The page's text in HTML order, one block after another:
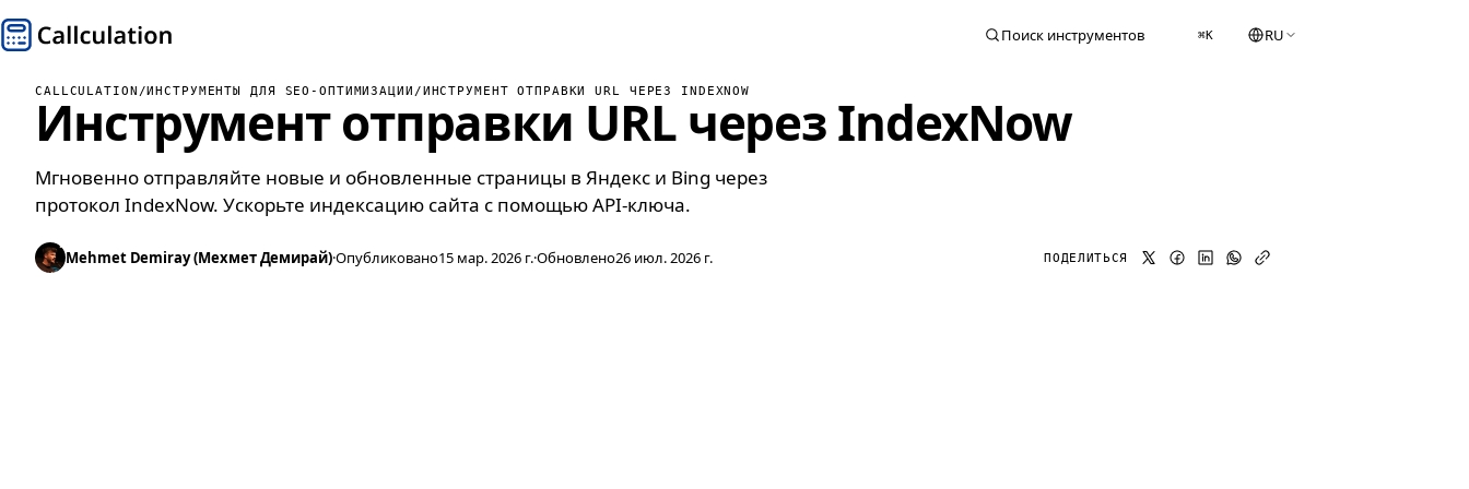
Поиск инструментов ⌘K RU
CALLCULATION /ИНСТРУМЕНТЫ ДЛЯ SEO-ОПТИМИЗАЦИИ /ИНСТРУМЕНТ ОТПРАВКИ URL ЧЕРЕЗ INDEXNOW
Инструмент отправки URL через IndexNow
Мгновенно отправляйте новые и обновленные страницы в Яндекс и Bing через
протокол IndexNow. Ускорьте индексацию сайта с помощью API-ключа.
Mehmet Demiray (Мехмет Демирай)·Опубликовано15 мар. 2026 г.·Обновлено26 июл. 2026 г. ПОДЕЛИТЬСЯ